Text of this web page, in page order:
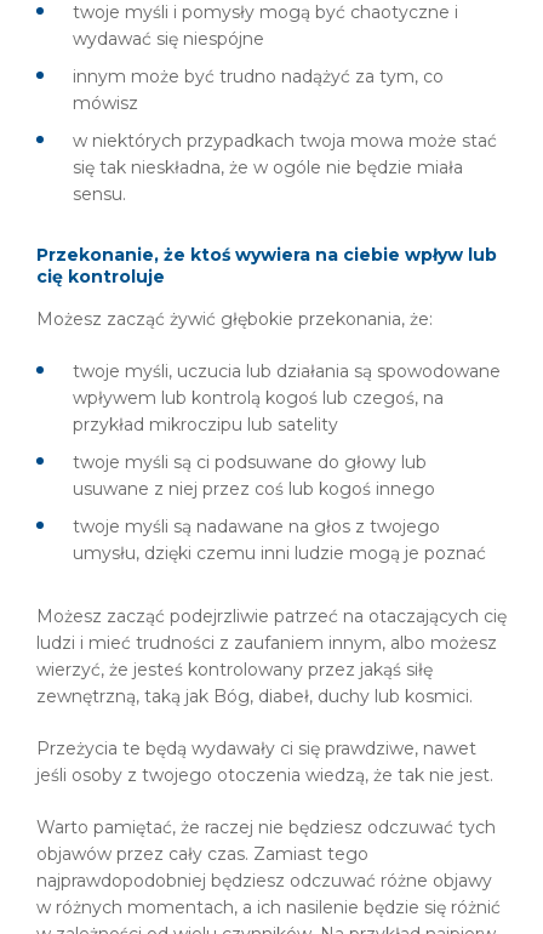
twoje myśli i pomysły mogą być chaotyczne i
wydawać się niespójne
innym może być trudno nadążyć za tym, co
mówisz
w niektórych przypadkach twoja mowa może stać
się tak nieskładna, że w ogóle nie będzie miała
sensu.
Przekonanie, że ktoś wywiera na ciebie wpływ lub
cię kontroluje
Możesz zacząć żywić głębokie przekonania, że:
twoje myśli, uczucia lub działania są spowodowane
wpływem lub kontrolą kogoś lub czegoś, na
przykład mikroczipu lub satelity
twoje myśli są ci podsuwane do głowy lub
usuwane z niej przez coś lub kogoś innego
twoje myśli są nadawane na głos z twojego
umysłu, dzięki czemu inni ludzie mogą je poznać
Możesz zacząć podejrzliwie patrzeć na otaczających cię
ludzi i mieć trudności z zaufaniem innym, albo możesz
wierzyć, że jesteś kontrolowany przez jakąś siłę
zewnętrzną, taką jak Bóg, diabeł, duchy lub kosmici.
Przeżycia te będą wydawały ci się prawdziwe, nawet
jeśli osoby z twojego otoczenia wiedzą, że tak nie jest.
Warto pamiętać, że raczej nie będziesz odczuwać tych
objawów przez cały czas. Zamiast tego
najprawdopodobniej będziesz odczuwać różne objawy
w różnych momentach, a ich nasilenie będzie się różnić